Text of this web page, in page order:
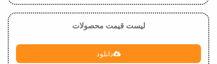
لیست قیمت محصولات
دانلود